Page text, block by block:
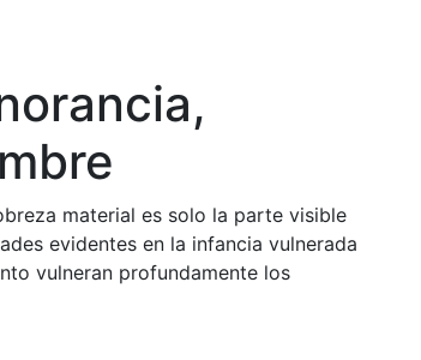
material es solo la parte visible
evidentes en la infancia vulnerada
vulneran profundamente los